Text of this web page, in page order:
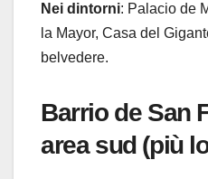
Nei dintorni: Palacio de
la Mayor, Casa del
belvedere.
Barrio de San
area sud (più